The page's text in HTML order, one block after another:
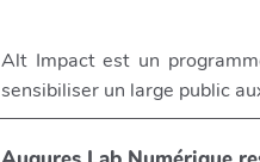
Alt Impact est un
sensibiliser un large public